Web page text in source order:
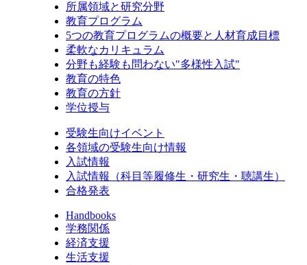
所属領域と研究分野
教育プログラム
5つの教育プログラムの概要と人材育成目標
柔軟なカリキュラム
分野も経験も問わない"多様性入試"
教育の特色
教育の方針
学位授与
受験生向けイベント
各領域の受験生向け情報
入試情報
入試情報（科目等履修生・研究生・聴講生）
合格発表
Handbooks
学務関係
経済支援
生活支援